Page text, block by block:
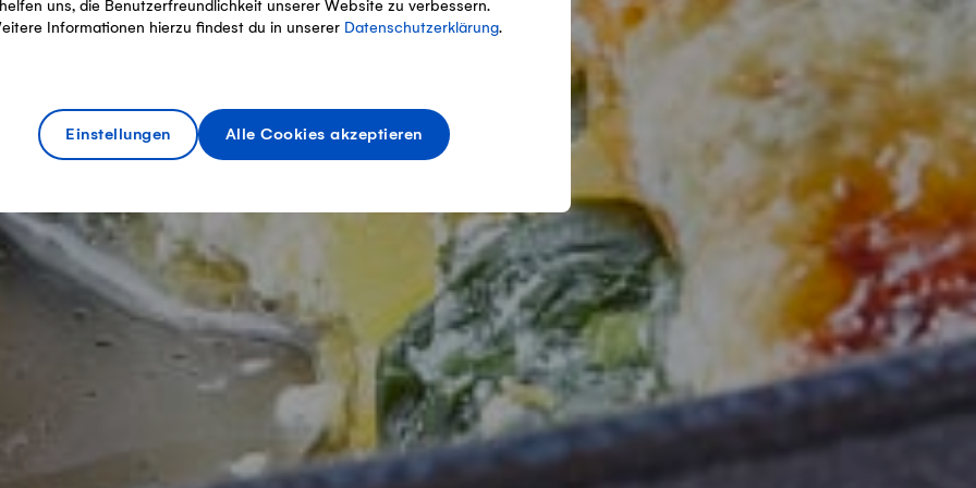
uns, die Benutzerfreundlichkeit unserer Website zu verbessern.
Informationen hierzu findest du in unserer Datenschutzerklärung.
Einstellungen Alle Cookies akzeptieren